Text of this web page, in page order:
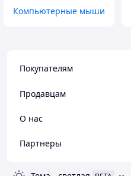
Компьютерные мыши
Покупателям
Продавцам
О нас
Партнеры